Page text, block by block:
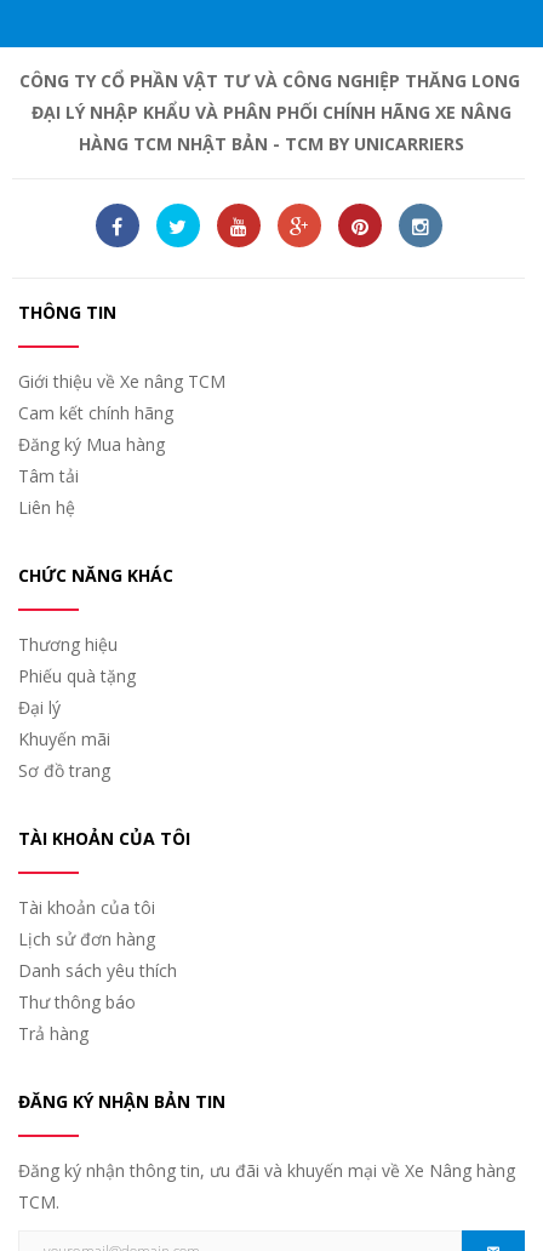
CÔNG TY CỔ PHẦN VẬT TƯ VÀ CÔNG NGHIỆP THĂNG LONG
ĐẠI LÝ NHẬP KHẨU VÀ PHÂN PHỐI CHÍNH HÃNG XE NÂNG
HÀNG TCM NHẬT BẢN - TCM BY UNICARRIERS
THÔNG TIN
Giới thiệu về Xe nâng TCM
Cam kết chính hãng
Đăng ký Mua hàng
Tâm tải
Liên hệ
CHỨC NĂNG KHÁC
Thương hiệu
Phiếu quà tặng
Đại lý
Khuyến mãi
Sơ đồ trang
TÀI KHOẢN CỦA TÔI
Tài khoản của tôi
Lịch sử đơn hàng
Danh sách yêu thích
Thư thông báo
Trả hàng
ĐĂNG KÝ NHẬN BẢN TIN
Đăng ký nhận thông tin, ưu đãi và khuyến mại về Xe Nâng hàng
TCM.